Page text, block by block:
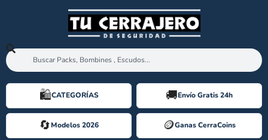
🛍️️CATEGORÍAS 🚚Envío Gratis 24h
🔄Modelos 2026 🪙️Ganas CerraCoins